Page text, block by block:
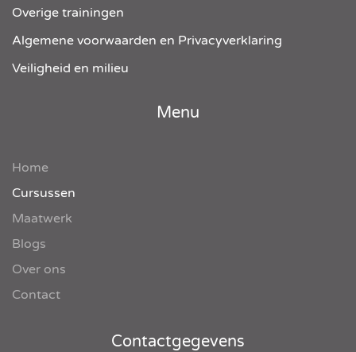
Overige trainingen
Algemene voorwaarden en Privacyverklaring
Veiligheid en milieu
Menu
Home
Cursussen
Maatwerk
Blogs
Over ons
Contact
Contactgegevens